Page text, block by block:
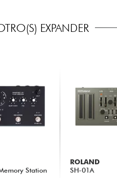
EXPANDER
Station
ROLAND
SH-01A